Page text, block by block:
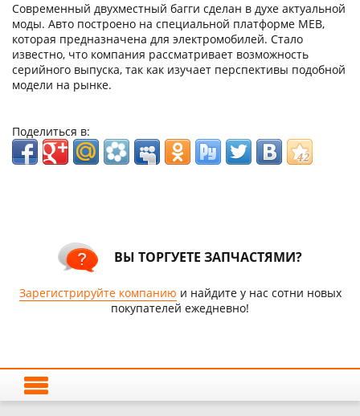
Современный двухместный багги сделан в духе актуальной
моды. Авто построено на специальной платформе MEB,
которая предназначена для электромобилей. Стало
известно, что компания рассматривает возможность
серийного выпуска, так как изучает перспективы подобной
модели на рынке.
Поделиться в:
ВЫ ТОРГУЕТЕ ЗАПЧАСТЯМИ?
Зарегистрируйте компанию и найдите у нас сотни новых
покупателей ежедневно!